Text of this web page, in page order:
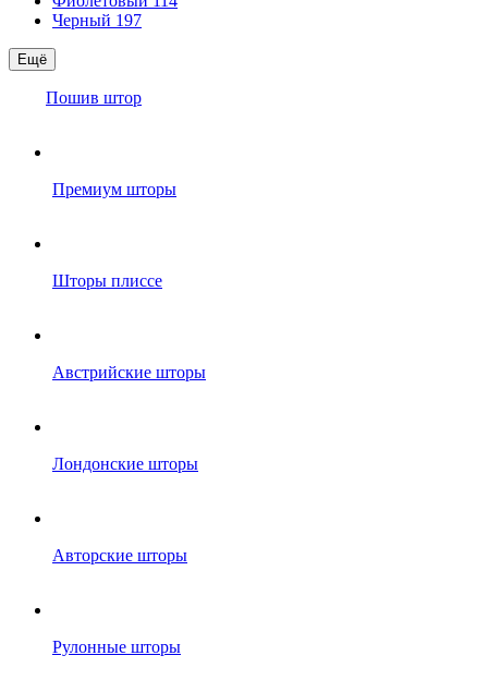
Черный 197
Ещё
Пошив штор
Премиум шторы
Шторы плиссе
Австрийские шторы
Лондонские шторы
Авторские шторы
Рулонные шторы